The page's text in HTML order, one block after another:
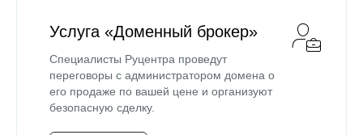
Услуга «Доменный брокер»
Специалисты Руцентра проведут
переговоры с администратором домена о
его продаже по вашей цене и организуют
безопасную сделку.